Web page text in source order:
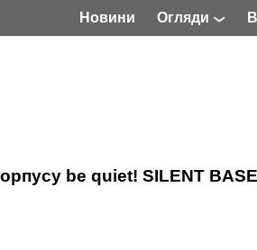
Новини Огляди
be quiet! SILENT